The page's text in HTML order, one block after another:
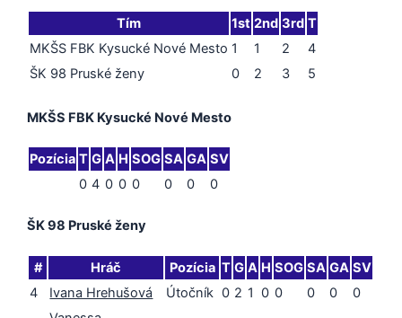
Tím 1st 2nd 3rd T
MKŠS FBK Kysucké Nové Mesto 1 1 2
4
ŠK 98 Pruské ženy
0 2 3 5
MKŠS FBK Kysucké Nové Mesto
Pozícia T G A H SOG SA GA SV
0 4 0 0 0 0 0 0
ŠK 98 Pruské ženy
# Hráč Pozícia T G A H SOG SA GA SV
4
Ivana Hrehušová Útočník 0 2 1 0 0 0 0 0